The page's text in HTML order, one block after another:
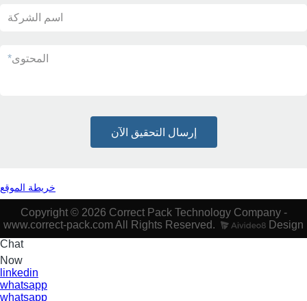
اسم الشركة
*المحتوى
إرسال التحقيق الآن
خريطة الموقع
Copyright © 2026 Correct Pack Technology Company -
www.correct-pack.com All Rights Reserved.
Design
Chat
Now
linkedin
whatsapp
whatsapp